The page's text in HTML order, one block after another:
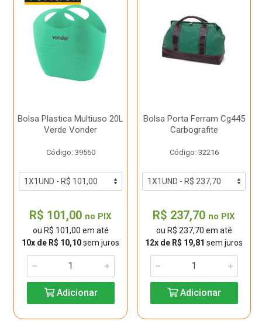
Bolsa Plastica Multiuso 20L
Verde Vonder
Código: 39560
R$ 101,00 no PIX
ou R$ 101,00 em até
10x de R$ 10,10sem juros
Adicionar
Bolsa Porta Ferram Cg445
Carbografite
Código: 32216
R$ 237,70 no PIX
ou R$ 237,70 em até
12x de R$ 19,81 sem juros
Adicionar